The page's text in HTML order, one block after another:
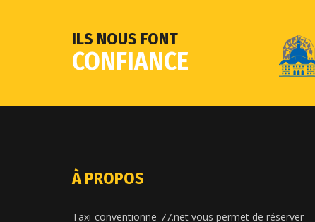
ILS NOUS FONT
CONFIANCE
À PROPOS
Taxi-conventionne-77.net vous permet de réserver